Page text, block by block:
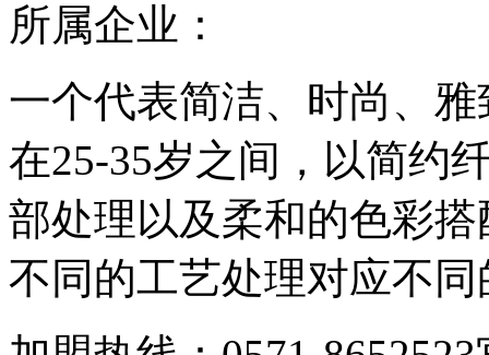
所属企业：
一个代表简洁、时尚、
在25-35岁之间，以简约
部处理以及柔和的色彩
不同的工艺处理对应不同